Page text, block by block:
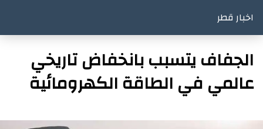
اخبار قطر
الجفاف يتسبب بانخفاض تاريخي
عالمي في الطاقة الكهرومائية